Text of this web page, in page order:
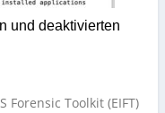
und deaktivierten
Toolkit (EIFT)